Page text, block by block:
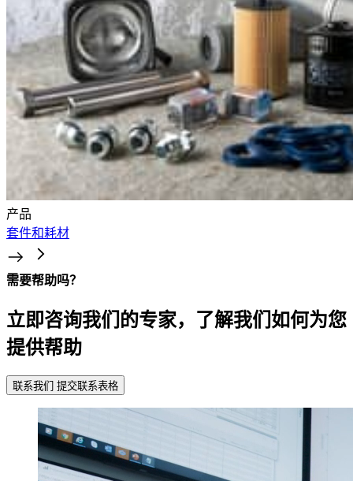
产品
套件和耗材
需要帮助吗？
立即咨询我们的专家，了解我们如何为您
提供帮助
联系我们 提交联系表格